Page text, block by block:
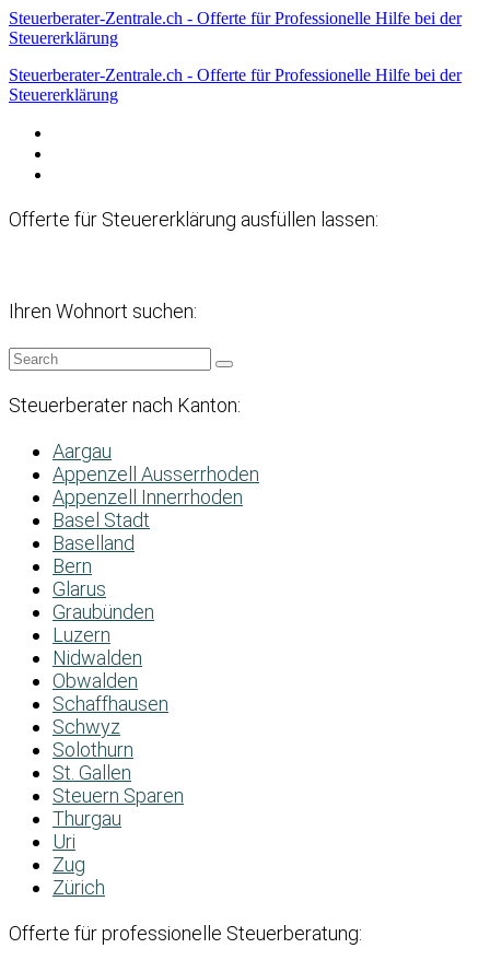
Steuerberater-Zentrale.ch - Offerte für Professionelle Hilfe bei der
Steuererklärung
Steuerberater-Zentrale.ch - Offerte für Professionelle Hilfe bei der
Steuererklärung
Offerte für Steuererklärung ausfüllen lassen:
Ihren Wohnort suchen:
Steuerberater nach Kanton:
Aargau
Appenzell Ausserrhoden
Appenzell Innerrhoden
Basel Stadt
Baselland
Bern
Glarus
Graubünden
Luzern
Nidwalden
Obwalden
Schaffhausen
Schwyz
Solothurn
St. Gallen
Steuern Sparen
Thurgau
Uri
Zug
Zürich
Offerte für professionelle Steuerberatung: